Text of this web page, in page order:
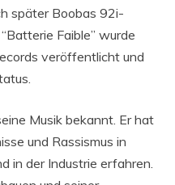
später Boobas 92i-
Faible” wurde
veröffentlicht und
Musik bekannt. Er hat
und Rassismus in
in der Industrie erfahren.